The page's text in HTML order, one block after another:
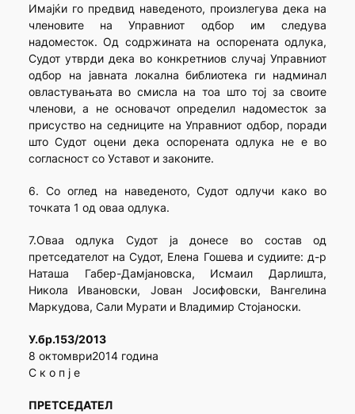
Имајќи го предвид наведеното, произлегува дека на
членовите на Управниот одбор им следува
надоместок. Од содржината на оспорената одлука,
Судот утврди дека во конкретниов случај Управниот
одбор на јавната локална библиотека ги надминал
овластувањата во смисла на тоа што тој за своите
членови, а не основачот определил надоместок за
присуство на седниците на Управниот одбор, поради
што Судот оцени дека оспорената одлука не е во
согласност со Уставот и законите.
6. Со оглед на наведеното, Судот одлучи како во
точката 1 од оваа одлука.
7.Оваа одлука Судот ја донесе во состав од
претседателот на Судот, Елена Гошева и судиите: д-р
Наташа Габер-Дамјановска, Исмаил Дарлишта,
Никола Ивановски, Јован Јосифовски, Вангелина
Маркудова, Сали Мурати и Владимир Стојаноски.
У.бр.153/2013
8 октомври2014 година
С к о п ј е
ПРЕТСЕДАТЕЛ